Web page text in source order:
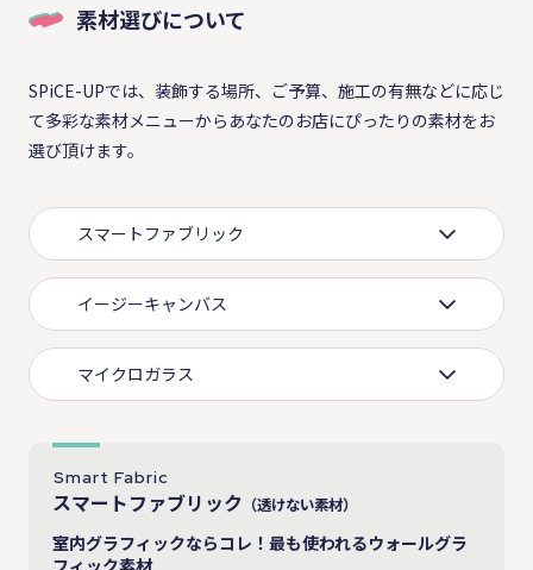
素材選びについて
SPiCE-UPでは、装飾する場所、ご予算、施工の有無などに応じ
て多彩な素材メニューからあなたのお店にぴったりの素材をお
選び頂けます。
スマートファブリック
イージーキャンバス
マイクロガラス
Smart Fabric
スマートファブリック （透けない素材）
室内グラフィックならコレ！最も使われるウォールグラ